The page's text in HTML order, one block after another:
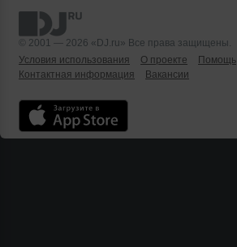
© 2001 — 2026 «DJ.ru» Все права защищены.
Условия использования
О проекте Помощь
Контактная информация
Вакансии